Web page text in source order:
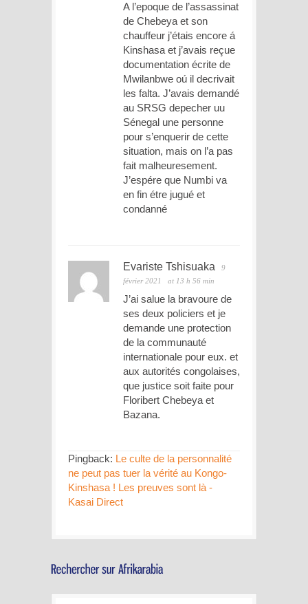
A l’epoque de l’assassinat
de Chebeya et son
chauffeur j’étais encore á
Kinshasa et j’avais reçue
documentation écrite de
Mwilanbwe oú il decrivait
les falta. J’avais demandé
au SRSG depecher uu
Sénegal une personne
pour s’enquerir de cette
situation, mais on l’a pas
fait malheuresement.
J’espére que Numbi va
en fin étre jugué et
condanné
Evariste Tshisuaka
9
février 2021
at 13 h 56 min
J’ai salue la bravoure de
ses deux policiers et je
demande une protection
de la communauté
internationale pour eux. et
aux autorités congolaises,
que justice soit faite pour
Floribert Chebeya et
Bazana.
Pingback: Le culte de la personnalité
ne peut pas tuer la vérité au Kongo-
Kinshasa ! Les preuves sont là -
Kasai Direct